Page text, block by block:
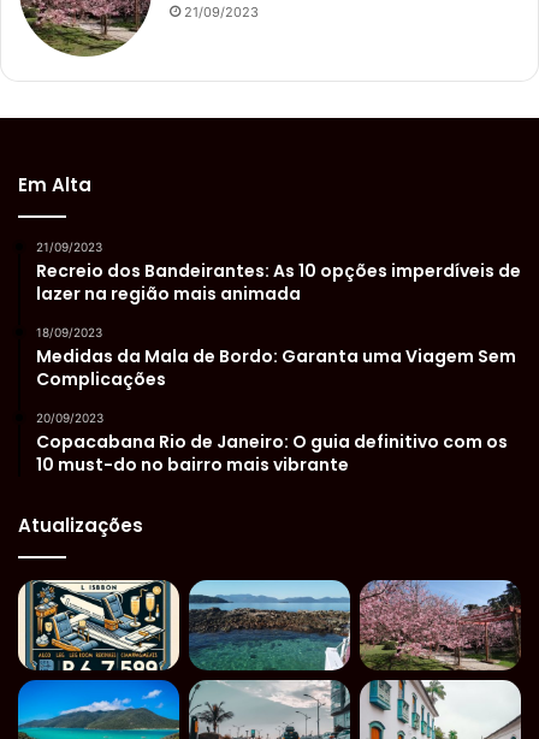
21/09/2023
Em Alta
21/09/2023
Recreio dos Bandeirantes: As 10 opções imperdíveis de
lazer na região mais animada
18/09/2023
Medidas da Mala de Bordo: Garanta uma Viagem Sem
Complicações
20/09/2023
Copacabana Rio de Janeiro: O guia definitivo com os
10 must-do no bairro mais vibrante
Atualizações